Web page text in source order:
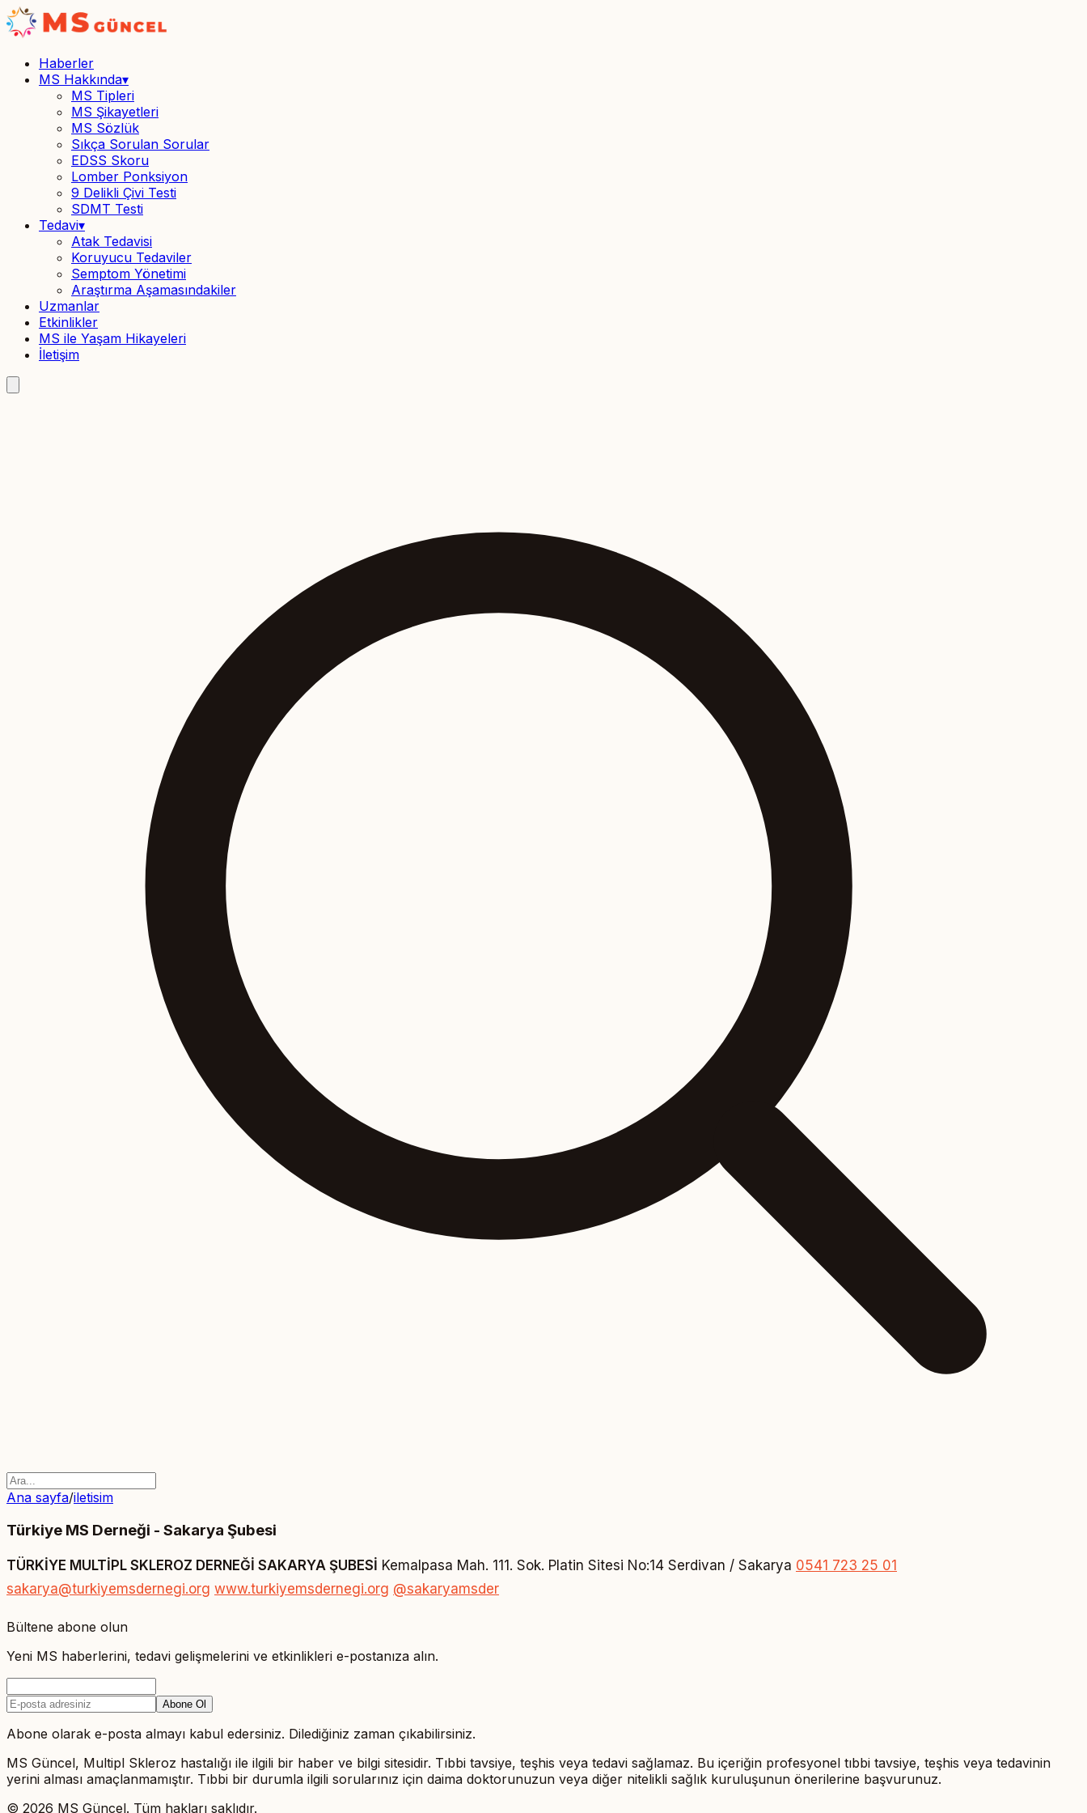
Haberler
MS Hakkında▾
MS Tipleri
MS Şikayetleri
MS Sözlük
Sıkça Sorulan Sorular
EDSS Skoru
Lomber Ponksiyon
9 Delikli Çivi Testi
SDMT Testi
Tedavi▾
Atak Tedavisi
Koruyucu Tedaviler
Semptom Yönetimi
Araştırma Aşamasındakiler
Uzmanlar
Etkinlikler
MS ile Yaşam Hikayeleri
İletişim
Ana sayfa/iletisim
Türkiye MS Derneği - Sakarya Şubesi
TÜRKİYE MULTİPL SKLEROZ DERNEĞİ SAKARYA ŞUBESİ Kemalpasa Mah. 111. Sok. Platin Sitesi No:14 Serdivan / Sakarya 0541 723 25 01
sakarya@turkiyemsdernegi.org www.turkiyemsdernegi.org @sakaryamsder
Bültene abone olun
Yeni MS haberlerini, tedavi gelişmelerini ve etkinlikleri e-postanıza alın.
Abone Ol
Abone olarak e-posta almayı kabul edersiniz. Dilediğiniz zaman çıkabilirsiniz.
MS Güncel, Multipl Skleroz hastalığı ile ilgili bir haber ve bilgi sitesidir. Tıbbi tavsiye, teşhis veya tedavi sağlamaz. Bu içeriğin profesyonel tıbbi tavsiye, teşhis veya tedavinin
yerini alması amaçlanmamıştır. Tıbbi bir durumla ilgili sorularınız için daima doktorunuzun veya diğer nitelikli sağlık kuruluşunun önerilerine başvurunuz.
© 2026 MS Güncel. Tüm hakları saklıdır.